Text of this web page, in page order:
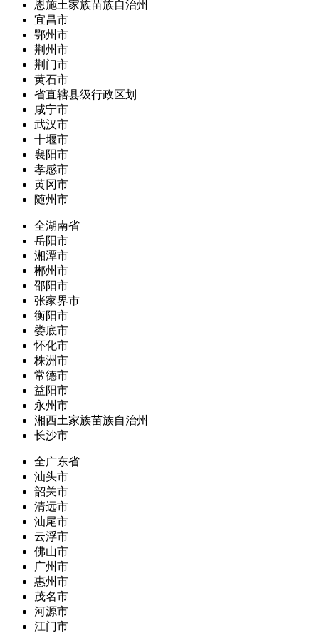
恩施土家族苗族自治州
宜昌市
鄂州市
荆州市
荆门市
黄石市
省直辖县级行政区划
咸宁市
武汉市
十堰市
襄阳市
孝感市
黄冈市
随州市
全湖南省
岳阳市
湘潭市
郴州市
邵阳市
张家界市
衡阳市
娄底市
怀化市
株洲市
常德市
益阳市
永州市
湘西土家族苗族自治州
长沙市
全广东省
汕头市
韶关市
清远市
汕尾市
云浮市
佛山市
广州市
惠州市
茂名市
河源市
江门市